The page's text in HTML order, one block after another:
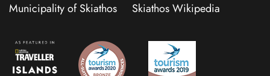
Municipality of Skiathos Skiathos Wikipedia